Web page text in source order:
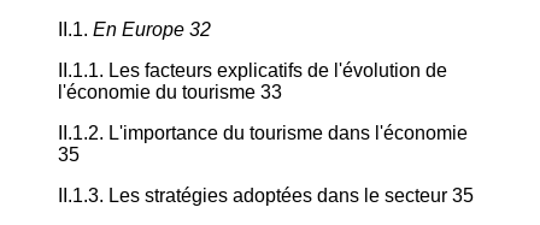
II.1. En Europe 32
II.1.1. Les facteurs explicatifs de l'évolution de
l'économie du tourisme 33
II.1.2. L'importance du tourisme dans l'économie
35
II.1.3. Les stratégies adoptées dans le secteur 35